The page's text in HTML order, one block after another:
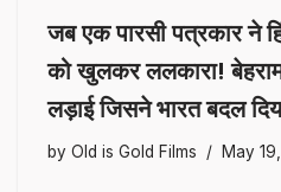
जब एक पारसी पत्रकार ने
को खुलकर ललकारा!
लड़ाई जिसने भारत बदल
by Old is Gold Films May